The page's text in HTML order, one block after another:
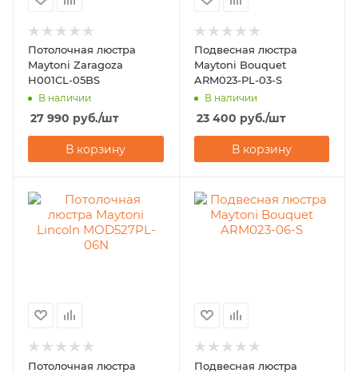
Потолочная люстра
Maytoni Zaragoza
H001CL-05BS
В наличии
27 990 руб./шт
В корзину
Подвесная люстра
Maytoni Bouquet
ARM023-PL-03-S
В наличии
23 400 руб./шт
В корзину
Потолочная люстра
Подвесная люстра